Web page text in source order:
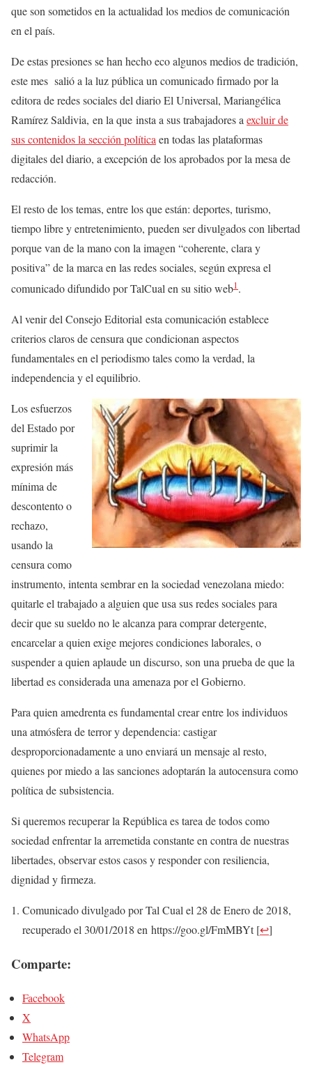
que son sometidos en la actualidad los medios de comunicación
en el país.
De estas presiones se han hecho eco algunos medios de tradición,
este mes salió a la luz pública un comunicado firmado por la
editora de redes sociales del diario El Universal, Mariangélica
Ramírez Saldivia, en la que insta a sus trabajadores a excluir de
sus contenidos la sección política en todas las plataformas
digitales del diario, a excepción de los aprobados por la mesa de
redacción.
El resto de los temas, entre los que están: deportes, turismo,
tiempo libre y entretenimiento, pueden ser divulgados con libertad
porque van de la mano con la imagen “coherente, clara y
positiva” de la marca en las redes sociales, según expresa el
comunicado difundido por TalCual en su sitio web1.
Al venir del Consejo Editorial esta comunicación establece
criterios claros de censura que condicionan aspectos
fundamentales en el periodismo tales como la verdad, la
independencia y el equilibrio.
Los esfuerzos
del Estado por
suprimir la
expresión más
mínima de
descontento o
rechazo,
usando la
censura como
instrumento, intenta sembrar en la sociedad venezolana miedo:
quitarle el trabajado a alguien que usa sus redes sociales para
decir que su sueldo no le alcanza para comprar detergente,
encarcelar a quien exige mejores condiciones laborales, o
suspender a quien aplaude un discurso, son una prueba de que la
libertad es considerada una amenaza por el Gobierno.
Para quien amedrenta es fundamental crear entre los individuos
una atmósfera de terror y dependencia: castigar
desproporcionadamente a uno enviará un mensaje al resto,
quienes por miedo a las sanciones adoptarán la autocensura como
política de subsistencia.
Si queremos recuperar la República es tarea de todos como
sociedad enfrentar la arremetida constante en contra de nuestras
libertades, observar estos casos y responder con resiliencia,
dignidad y firmeza.
Comunicado divulgado por Tal Cual el 28 de Enero de 2018,
recuperado el 30/01/2018 en https://goo.gl/FmMBYt[↩]
Comparte:
Facebook
X
WhatsApp
Telegram